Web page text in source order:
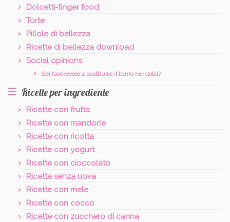
Dolcetti-finger food
Torte
Pillole di bellezza
Ricette di bellezza download
Social opinions
Sei favorevole a sostituire il burro nei dolci?
Ricette per ingrediente
Ricette con frutta
Ricette con mandorle
Ricette con ricotta
Ricette con yogurt
Ricette con cioccolato
Ricette senza uova
Ricette con mele
Ricette con cocco
Ricette con zucchero di canna